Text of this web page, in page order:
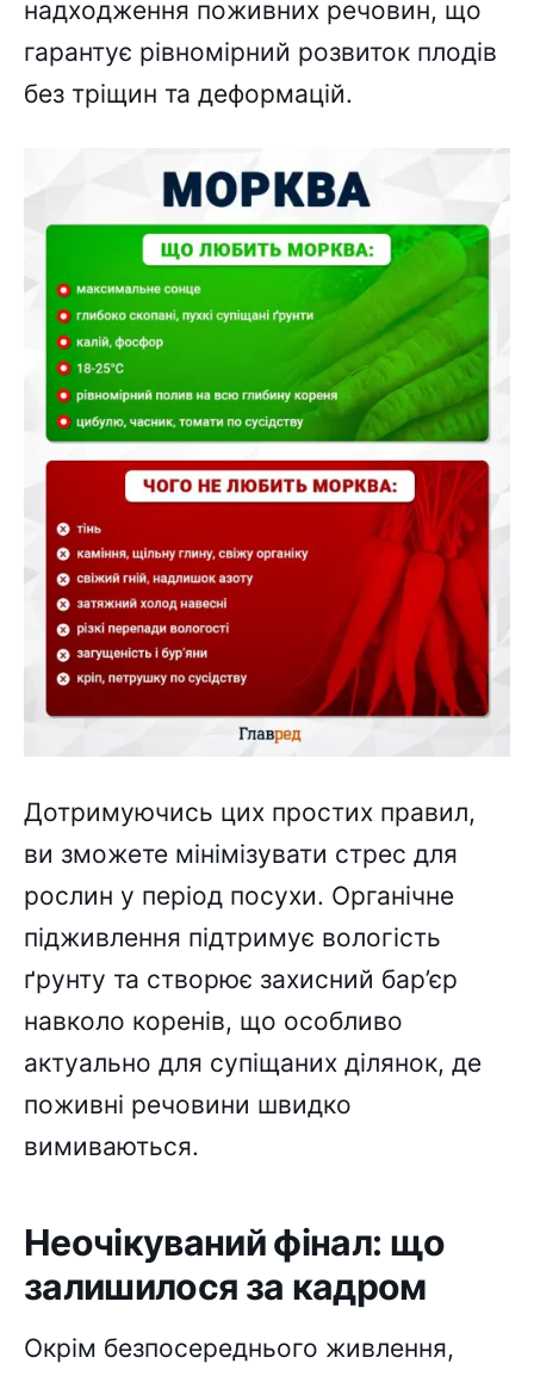
надходження поживних речовин, що
гарантує рівномірний розвиток плодів
без тріщин та деформацій.
Дотримуючись цих простих правил,
ви зможете мінімізувати стрес для
рослин у період посухи. Органічне
підживлення підтримує вологість
ґрунту та створює захисний бар’єр
навколо коренів, що особливо
актуально для супіщаних ділянок, де
поживні речовини швидко
вимиваються.
Неочікуваний фінал: що
залишилося за кадром
Окрім безпосереднього живлення,